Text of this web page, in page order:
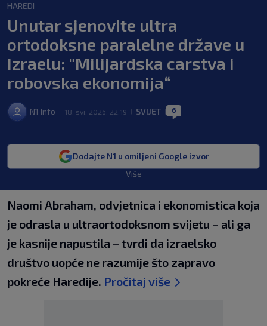
HAREDI
Unutar sjenovite ultra
ortodoksne paralelne države u
Izraelu: "Milijardska carstva i
robovska ekonomija“
N1 Info 18. svi. 2026. 22:19 SVIJET 6
Dodajte N1 u omiljeni Google izvor
Više
Naomi Abraham, odvjetnica i ekonomistica koja
je odrasla u ultraortodoksnom svijetu – ali ga
je kasnije napustila – tvrdi da izraelsko
društvo uopće ne razumije što zapravo
pokreće Haredije. Pročitaj više